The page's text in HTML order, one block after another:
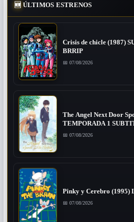
🆕 ÚLTIMOS ESTRENOS
Crisis de chicle (1987)
BRRIP
📅 07/08/2026
The Angel Next Door
TEMPORADA 1
📅 07/08/2026
Pinky y Cerebro (1995)
📅 07/08/2026